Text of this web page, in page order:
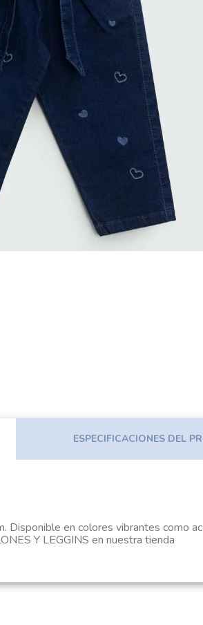
ESPECIFICACIONES DEL
en colores vibrantes como
Y LEGGINS en nuestra tienda